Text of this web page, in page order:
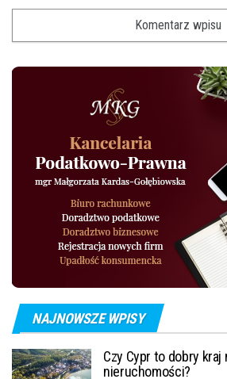
NAJNOWSZE WPISY
Czy Cypr to dobry kraj
nieruchomości?